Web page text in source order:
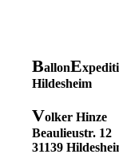
BallonE
Hildesheim
Volker Hinze
Beaulieustr. 12
31139